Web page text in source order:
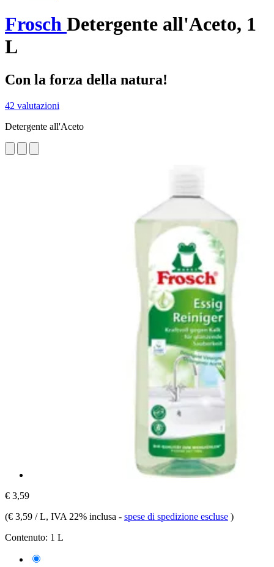
Frosch Detergente all'Aceto, 1
L
Con la forza della natura!
42 valutazioni
Detergente all'Aceto
€ 3,59
(€ 3,59 / L, IVA 22% inclusa - spese di spedizione escluse )
Contenuto: 1 L